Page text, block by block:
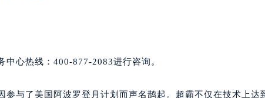
心热线：400-877-2083进行咨询。
与了美国阿波罗登月计划而声名鹊起。超霸不仅在技术上达